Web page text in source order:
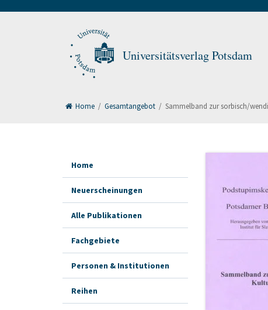
Universitätsverlag Potsdam
Home / Gesamtangebot / Sammelband zur sorbisch/
Home
Neuerscheinungen
Alle Publikationen
Fachgebiete
Personen & Institutionen
Reihen